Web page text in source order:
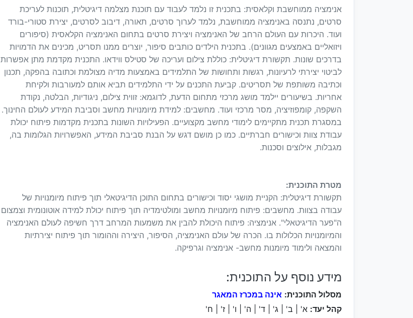
אנימציה ממוחשבת וקלאסית: בתכנית זו נלמד לעבוד עם תוכנת מצלמה דיגיטלית, תוכנות לעריכת
סרטים, נתנסה באנימציה ממוחשבת, נלמד לערוך סרטים, תאורה, דיבוב לסרטים, יצירת סטורי-בורד
ועוד. היכרות עם העולם הרחב של האנימציה ויצירת סרטים בתחום האנימציה הקלאסית (סיפורים
ויזואליים באמצעים מגוונים). בתכנית הילדים כותבים סיפור, יוצרים ממנו תסריט, מכינים את הדמויות
בדרכים שונות. תקשורת דיגיטלית: כוללת צילום ועריכה של סטילס ווידאו. התכנית מקדמת מתן אפשרות
לביטוי יצירתי לרעיונות, רגשות ותחושות של התלמידים באמצעות מדיה מצולמת וכתובה בהפקה, תכנון
וכתיבה משותפת של תסריטים. קביעת התכנים על ידי התלמידים תביא אותם למעורבות ולקיחת
אחריות. בשיעורים יילמד מושג מרכזי מתחום הדעת, לדוגמא: זווית צילום, ניגודיות, הבלטה, נקודת
השקפה, קומפוזיציה, מסר מרכזי ועוד. מחשבים: למידת מיומנויות מחשב וסביבת המידע לעולם החינוך.
במסגרת תכנית מתקיימים לימודי מחשב מקצועיים. הפעילויות השונות בתכנית מקדמות פיתוח יכולת
עבודת צוות וכישורים חברתיים. כמו כן מושם דגש על הבנת סביבת המידע, האפשרויות הגלומות בה,
מגבלות, אילוצים וסכנות.
מטרת התוכנית:
תקשורת דיגיטלית: הקניית מושגי יסוד וכישורים בתחום התוכן הדיגיטאלי תוך פיתוח מיומנויות של
עבודה בצוות. מחשבים: פיתוח מיומנויות מחשב ומולטימדיה תוך פיתוח יכולת למידה אוטונומית וצמצום
ה"פער הדיגיטאלי". אנימציה: פיתוח היכולת להבין את משמעות המרחב דרך חשיפה לעולם האנימציה
והמיומנויות הכלולות בו. הכרה של עולם האנימציה, הסיפור, היצירה וההומור תוך פיתוח יצירתיות
והמצאה ולימוד מיומנות מחשב- אנימציה וגרפיקה.
מידע נוסף על התוכנית:
מסלול התוכנית: אינה במכרז המאגר
קהל יעד: א' | ב' | ג' | ד' | ה' | ו' | ז' | ח'